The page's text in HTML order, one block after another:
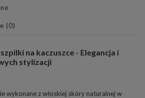
(0)
na kaczuszce - Elegancja i
stylizacji
wykonane z włoskiej skóry naturalnej w